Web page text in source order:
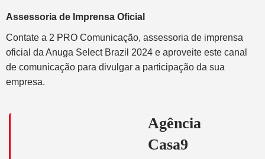
Assessoria de Imprensa Oficial
Contate a 2 PRO Comunicação, assessoria de imprensa
oficial da Anuga Select Brazil 2024 e aproveite este canal
de comunicação para divulgar a participação da sua
empresa.
Agência
Casa9